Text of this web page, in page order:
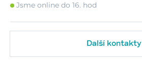
Jsme online do 16. hod
Další kontakty